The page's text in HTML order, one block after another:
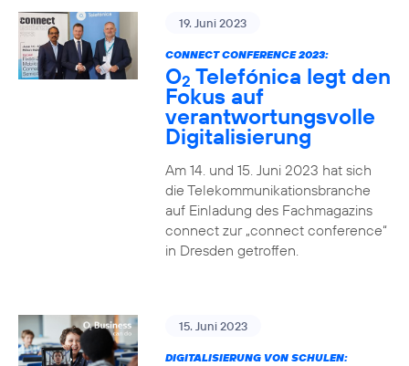
19. Juni 2023
CONNECT CONFERENCE 2023:
O2 Telefónica legt den
Fokus auf
verantwortungsvolle
Digitalisierung
Am 14. und 15. Juni 2023 hat sich
die Telekommunikationsbranche
auf Einladung des Fachmagazins
connect zur „connect conference“
in Dresden getroffen.
15. Juni 2023
DIGITALISIERUNG VON SCHULEN: